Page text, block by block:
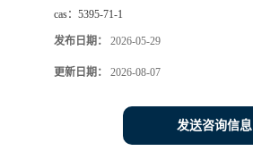
cas： 5395-71-1
发布日期： 2026-05-29
更新日期： 2026-08-07
发送咨询信息